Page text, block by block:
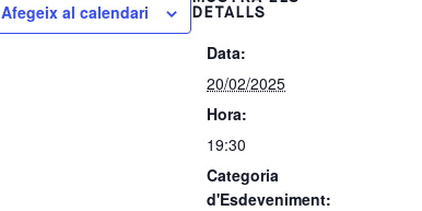
Afegeix al calendari
DETALLS
Data:
20/02/2025
Hora:
19:30
Categoria
d'Esdeveniment: